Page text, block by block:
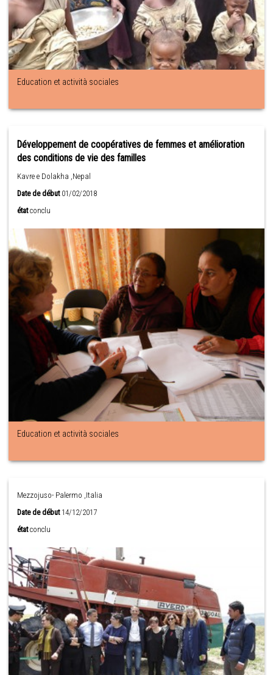
Education et actività sociales
Développement de coopératives de femmes et amélioration
des conditions de vie des familles
Kavre e Dolakha ,Nepal
Date de début01/02/2018
état conclu
Education et actività sociales
Mezzojuso- Palermo ,Italia
Date de début14/12/2017
état conclu